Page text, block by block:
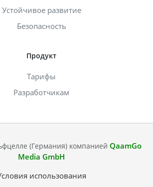
Устойчивое развитие
Безопасность
Продукт
Тарифы
Разработчикам
(Германия) компанией QaamGo
Media GmbH
использования